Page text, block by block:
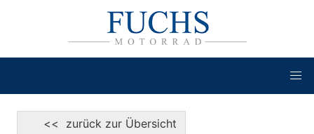
<< zurück zur Übersicht